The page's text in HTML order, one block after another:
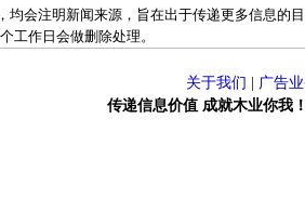
均会注明新闻来源，旨在出于传递更多信息的
工作日会做删除处理。
关于我们
广告
传递信息价值 成就木业你我